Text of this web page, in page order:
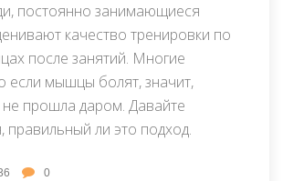
постоянно занимающиеся
качество тренировки по
после занятий. Многие
если мышцы болят, значит,
прошла даром. Давайте
правильный ли это подход.
0